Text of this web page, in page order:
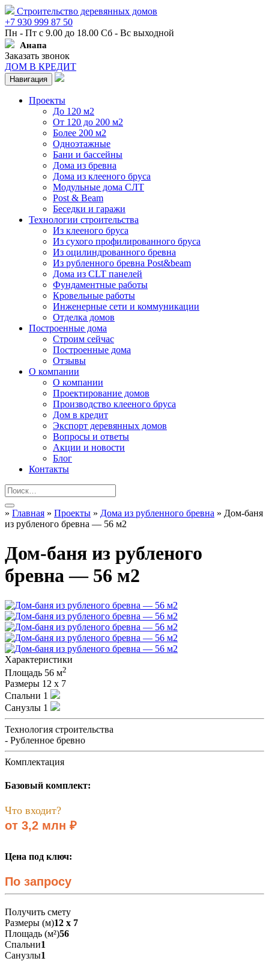
Строительство деревянных домов
+7 930 999 87 50
Пн - Пт с 9.00 до 18.00 Сб - Вс выходной
Анапа
Заказать звонок
ДОМ В КРЕДИТ
Навигация
Проекты
До 120 м2
От 120 до 200 м2
Более 200 м2
Одноэтажные
Бани и бассейны
Дома из бревна
Дома из клееного бруса
Модульные дома СЛТ
Post & Beam
Беседки и гаражи
Технологии строительства
Из клееного бруса
Из сухого профилированного бруса
Из оцилиндрованного бревна
Из рубленного бревна Post&beam
Дома из CLT панелей
Фундаментные работы
Кровельные работы
Инженерные сети и коммуникации
Отделка домов
Построенные дома
Строим сейчас
Построенные дома
Отзывы
О компании
О компании
Проектирование домов
Производство клееного бруса
Дом в кредит
Экспорт деревянных домов
Вопросы и ответы
Акции и новости
Блог
Контакты
» Главная » Проекты » Дома из рубленного бревна » Дом-баня
из рубленого бревна — 56 м2
Дом-баня из рубленого
бревна — 56 м2
Характеристики
Площадь 56 м2
Размеры 12 х 7
Спальни 1
Санузлы 1
Технология строительства
- Рубленное бревно
Комплектация
Базовый комплект:
Что входит?
от 3,2 млн ₽
Цена под ключ:
По запросу
Получить смету
Размеры (м)12 х 7
Площадь (м²)56
Спальни1
Санузлы1